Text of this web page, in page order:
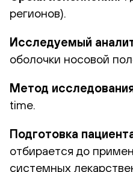
регионов).
Исследуемый
оболочки носовой
Метод
time.
Подготовка
отбирается до
системных